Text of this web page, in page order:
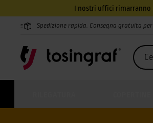
I nostri uffici rimarranno
Spedizione rapida. Consegna gratuita